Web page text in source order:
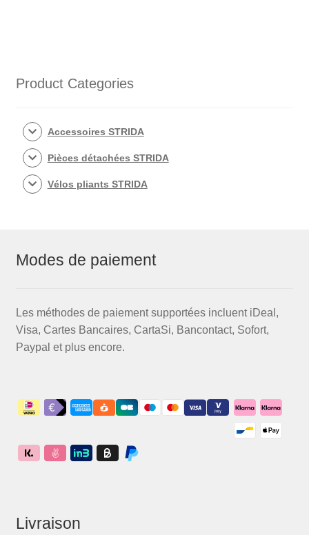
Product Categories
Accessoires STRIDA
Pièces détachées STRIDA
Vélos pliants STRIDA
Modes de paiement
Les méthodes de paiement supportées incluent iDeal,
Visa, Cartes Bancaires, CartaSi, Bancontact, Sofort,
Paypal et plus encore.
Livraison